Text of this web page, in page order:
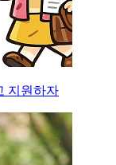
지원하자